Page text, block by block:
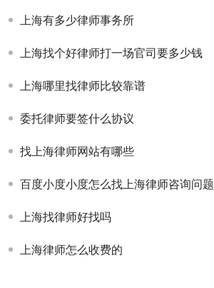
上海有多少律师事务所
上海找个好律师打一场官司要多少钱
上海哪里找律师比较靠谱
委托律师要签什么协议
找上海律师网站有哪些
百度小度小度怎么找上海律师咨询问题
上海找律师好找吗
上海律师怎么收费的